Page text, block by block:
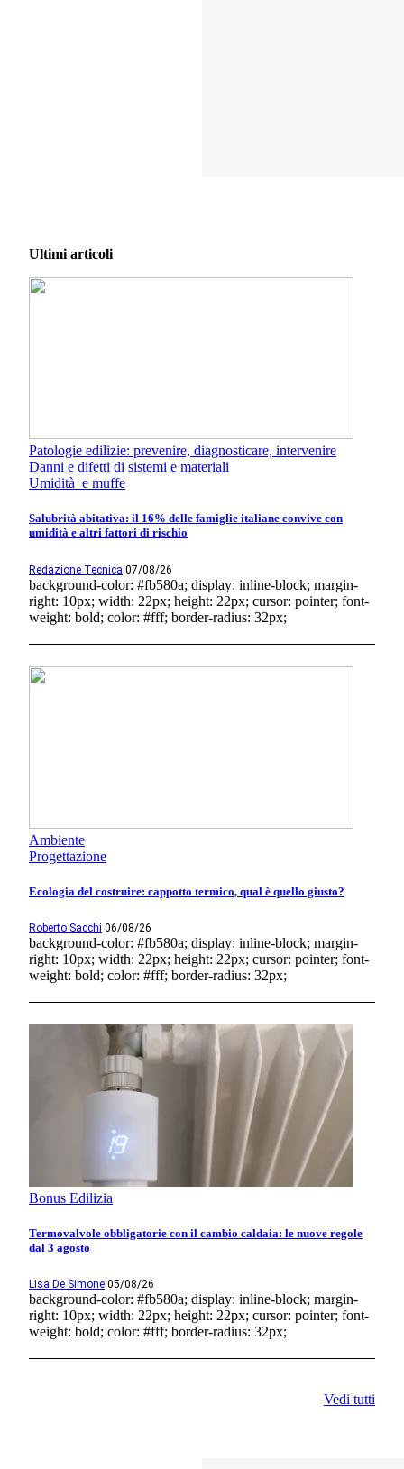
Ultimi articoli
Patologie edilizie: prevenire, diagnosticare, intervenire
Danni e difetti di sistemi e materiali
Umidità e muffe
Salubrità abitativa: il 16% delle famiglie italiane convive con
umidità e altri fattori di rischio
Redazione Tecnica 07/08/26
background-color: #fb580a; display: inline-block; margin-
right: 10px; width: 22px; height: 22px; cursor: pointer; font-
weight: bold; color: #fff; border-radius: 32px;
Ambiente
Progettazione
Ecologia del costruire: cappotto termico, qual è quello giusto?
Roberto Sacchi 06/08/26
background-color: #fb580a; display: inline-block; margin-
right: 10px; width: 22px; height: 22px; cursor: pointer; font-
weight: bold; color: #fff; border-radius: 32px;
Bonus Edilizia
Termovalvole obbligatorie con il cambio caldaia: le nuove regole
dal 3 agosto
Lisa De Simone 05/08/26
background-color: #fb580a; display: inline-block; margin-
right: 10px; width: 22px; height: 22px; cursor: pointer; font-
weight: bold; color: #fff; border-radius: 32px;
Vedi tutti